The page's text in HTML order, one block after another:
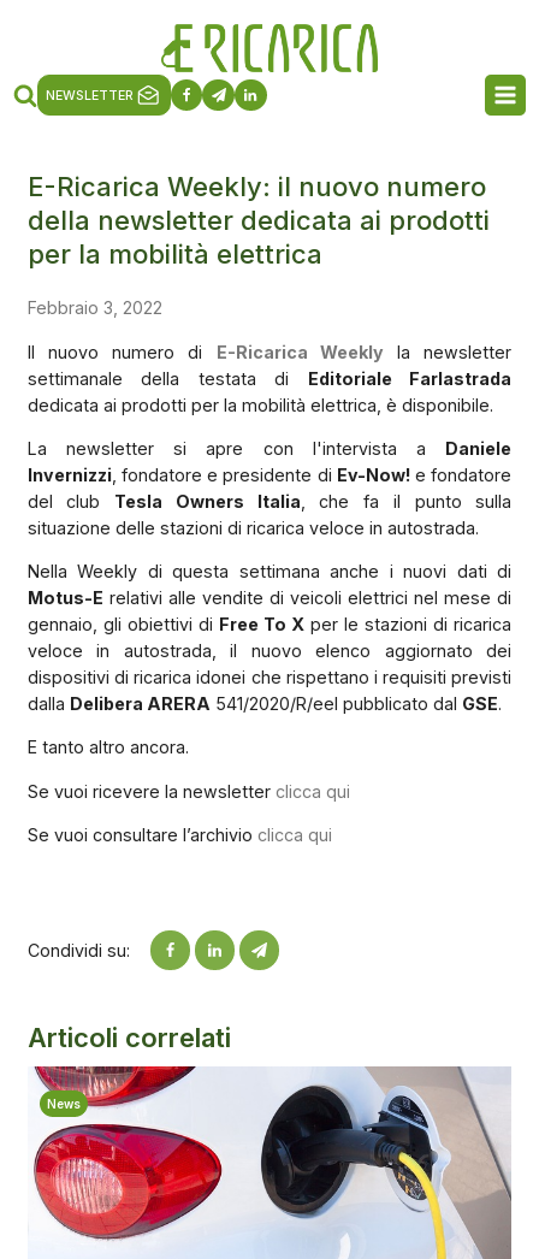
NEWSLETTER
E-Ricarica Weekly: il nuovo numero
della newsletter dedicata ai prodotti
per la mobilità elettrica
Febbraio 3, 2022
Il nuovo numero di E-Ricarica Weekly la newsletter
settimanale della testata di Editoriale Farlastrada
dedicata ai prodotti per la mobilità elettrica, è disponibile.
La newsletter si apre con l'intervista a Daniele
Invernizzi, fondatore e presidente di Ev-Now!e fondatore
del club Tesla Owners Italia , che fa il punto sulla
situazione delle stazioni di ricarica veloce in autostrada.
Nella Weekly di questa settimana anche i nuovi dati di
Motus-E relativi alle vendite di veicoli elettrici nel mese di
gennaio, gli obiettivi di Free To X per le stazioni di ricarica
veloce in autostrada, il nuovo elenco aggiornato dei
dispositivi di ricarica idonei che rispettano i requisiti previsti
dalla Delibera ARERA 541/2020/R/eel pubblicato dal GSE.
E tanto altro ancora.
Se vuoi ricevere la newsletter clicca qui
Se vuoi consultare l’archivio clicca qui
Condividi su:
Articoli correlati
News